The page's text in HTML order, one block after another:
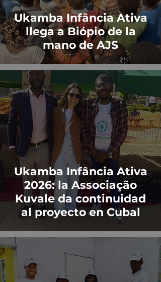
Ukamba Infância Ativa
llega a Biópio de la
mano de AJS
Ukamba Infância Ativa
2026: la Associação
Kuvale da continuidad
al proyecto en Cubal